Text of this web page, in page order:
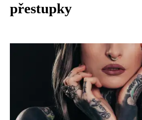
přestupky